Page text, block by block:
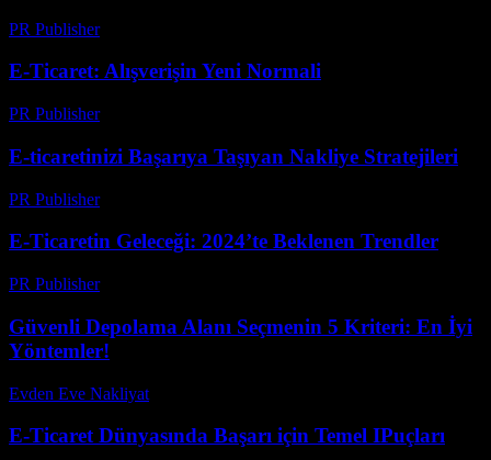
PR Publisher-
E-Ticaret: Alışverişin Yeni Normali
PR Publisher-
E-ticaretinizi Başarıya Taşıyan Nakliye Stratejileri
PR Publisher-
E-Ticaretin Geleceği: 2024’te Beklenen Trendler
PR Publisher-
Güvenli Depolama Alanı Seçmenin 5 Kriteri: En İyi
Yöntemler!
Evden Eve Nakliyat
E-Ticaret Dünyasında Başarı için Temel IPuçları